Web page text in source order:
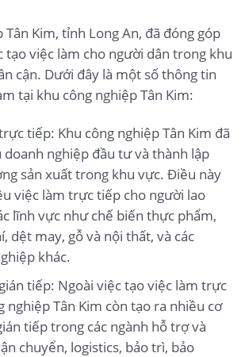
Tân Kim, tỉnh Long An, đã đóng góp
tạo việc làm cho người dân trong khu
cận. Dưới đây là một số thông tin
tại khu công nghiệp Tân Kim:
tiếp: Khu công nghiệp Tân Kim đã
nghiệp đầu tư và thành lập
sản xuất trong khu vực. Điều này
việc làm trực tiếp cho người lao
lĩnh vực như chế biến thực phẩm,
dệt may, gỗ và nội thất, và các
khác.
tiếp: Ngoài việc tạo việc làm trực
nghiệp Tân Kim còn tạo ra nhiều cơ
tiếp trong các ngành hỗ trợ và
chuyển, logistics, bảo trì, bảo